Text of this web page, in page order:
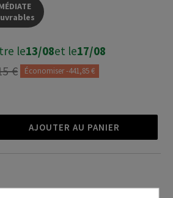
le13/08et le17/08
€ Économiser -441,85 €
AJOUTER AU PANIER